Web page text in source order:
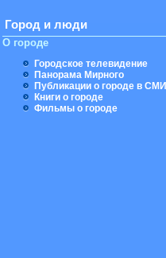
Город и люди
О городе
Городское телевидение
Панорама Мирного
Публикации о городе в СМИ
Книги о городе
Фильмы о городе